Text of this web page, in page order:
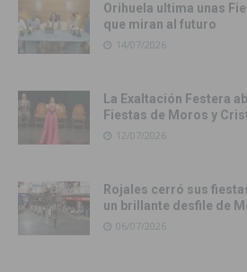
Orihuela ultima unas
que miran al futuro
14/07/2026
La Exaltación Festera
Fiestas de Moros y
12/07/2026
Rojales cerró sus
un brillante desfile de
06/07/2026